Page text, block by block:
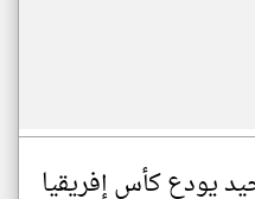
يودع كأس إفريقيا